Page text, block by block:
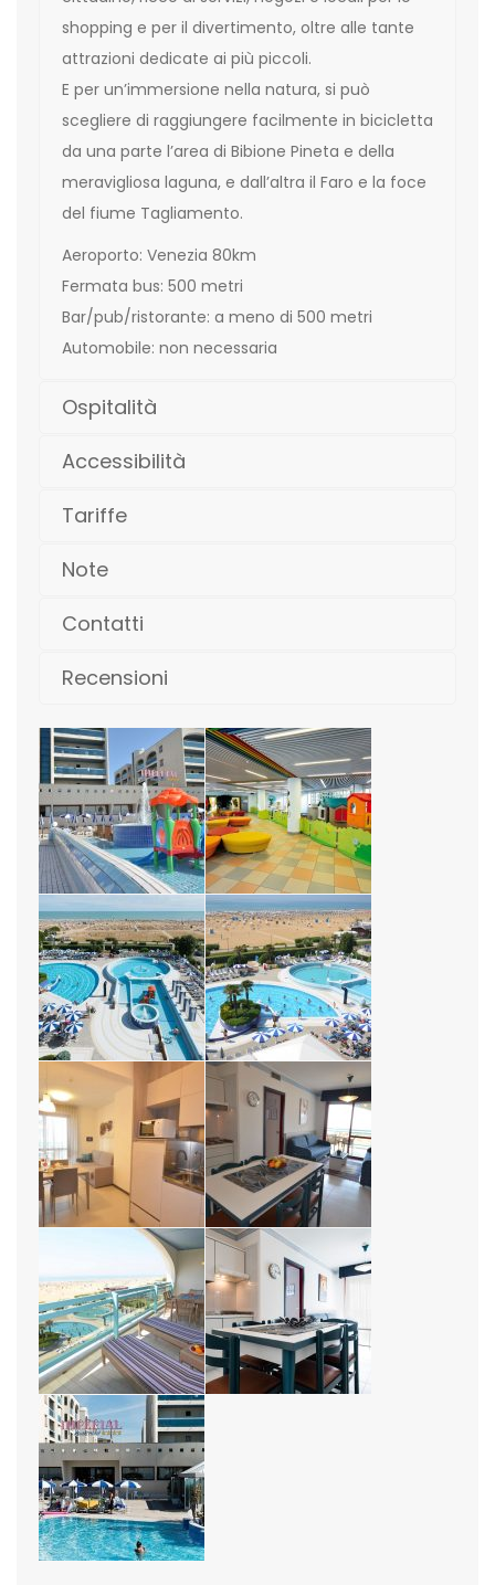
shopping e per il divertimento, oltre alle tante
attrazioni dedicate ai più piccoli.
E per un’immersione nella natura, si può
scegliere di raggiungere facilmente in bicicletta
da una parte l’area di Bibione Pineta e della
meravigliosa laguna, e dall’altra il Faro e la foce
del fiume Tagliamento.
Aeroporto: Venezia 80km
Fermata bus: 500 metri
Bar/pub/ristorante: a meno di 500 metri
Automobile: non necessaria
Ospitalità
Accessibilità
Tariffe
Note
Contatti
Recensioni